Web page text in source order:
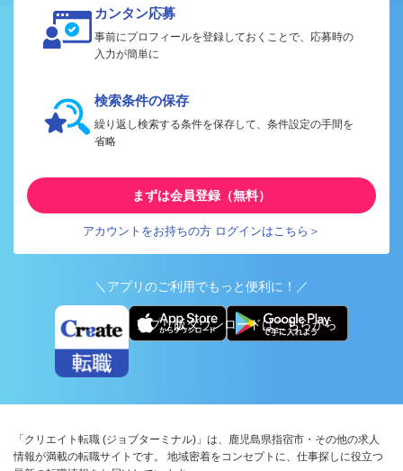
カンタン応募
事前にプロフィールを登録しておくことで、応募時の
入力が簡単に
検索条件の保存
繰り返し検索する条件を保存して、条件設定の手間を
省略
まずは会員登録（無料）
アカウントをお持ちの方 ログインはこちら＞
＼アプリのご利用でもっと便利に！／
アプリ版ダウンロードはこちらから
「クリエイト転職 (ジョブターミナル)」は、鹿児島県指宿市・その他の求人
情報が満載の転職サイトです。 地域密着をコンセプトに、仕事探しに役立つ